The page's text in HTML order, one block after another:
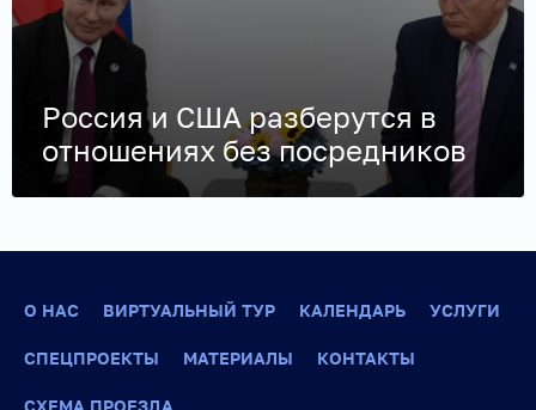
Россия и США разберутся в
отношениях без посредников
О НАС ВИРТУАЛЬНЫЙ ТУР КАЛЕНДАРЬ УСЛУГИ
СПЕЦПРОЕКТЫ МАТЕРИАЛЫ КОНТАКТЫ
СХЕМА ПРОЕЗДА